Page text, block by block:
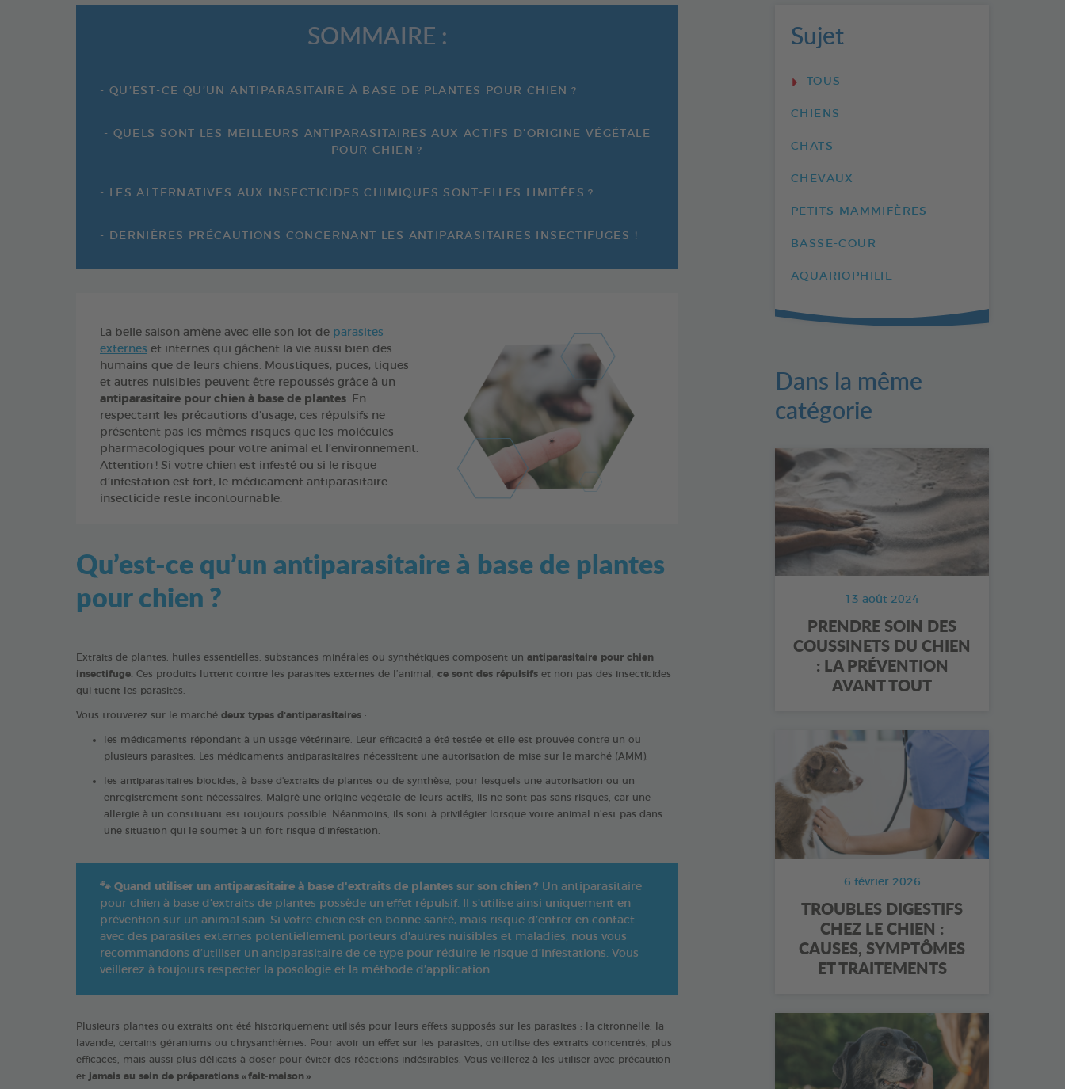
SOMMAIRE :
- QU’EST-CE QU’UN ANTIPARASITAIRE À BASE DE PLANTES POUR CHIEN ?
- QUELS SONT LES MEILLEURS ANTIPARASITAIRES AUX ACTIFS D’ORIGINE VÉGÉTALE
POUR CHIEN ?
- LES ALTERNATIVES AUX INSECTICIDES CHIMIQUES SONT-ELLES LIMITÉES ?
- DERNIÈRES PRÉCAUTIONS CONCERNANT LES ANTIPARASITAIRES INSECTIFUGES !
La belle saison amène avec elle son lot de parasites
externes et internes qui gâchent la vie aussi bien des
humains que de leurs chiens. Moustiques, puces, tiques
et autres nuisibles peuvent être repoussés grâce à un
antiparasitaire pour chien à base de plantes. En
respectant les précautions d’usage, ces répulsifs ne
présentent pas les mêmes risques que les molécules
pharmacologiques pour votre animal et l’environnement.
Attention ! Si votre chien est infesté ou si le risque
d’infestation est fort, le médicament antiparasitaire
insecticide reste incontournable.
Qu’est-ce qu’un antiparasitaire à base de plantes
pour chien ?
Extraits de plantes, huiles essentielles, substances minérales ou synthétiques composent un antiparasitaire pour chien
insectifuge. Ces produits luttent contre les parasites externes de l’animal, ce sont des répulsifs et non pas des insecticides
qui tuent les parasites.
Vous trouverez sur le marché deux types d’antiparasitaires :
les médicaments répondant à un usage vétérinaire. Leur efficacité a été testée et elle est prouvée contre un ou
plusieurs parasites. Les médicaments antiparasitaires nécessitent une autorisation de mise sur le marché (AMM).
les antiparasitaires biocides, à base d'extraits de plantes ou de synthèse, pour lesquels une autorisation ou un
enregistrement sont nécessaires. Malgré une origine végétale de leurs actifs, ils ne sont pas sans risques, car une
allergie à un constituant est toujours possible. Néanmoins, ils sont à privilégier lorsque votre animal n’est pas dans
une situation qui le soumet à un fort risque d’infestation.
🐾 Quand utiliser un antiparasitaire à base d'extraits de plantes sur son chien ? Un antiparasitaire
pour chien à base d'extraits de plantes possède un effet répulsif. Il s’utilise ainsi uniquement en
prévention sur un animal sain. Si votre chien est en bonne santé, mais risque d’entrer en contact
avec des parasites externes potentiellement porteurs d'autres nuisibles et maladies, nous vous
recommandons d’utiliser un antiparasitaire de ce type pour réduire le risque d’infestations. Vous
veillerez à toujours respecter la posologie et la méthode d’application.
Plusieurs plantes ou extraits ont été historiquement utilisés pour leurs effets supposés sur les parasites : la citronnelle, la
lavande, certains géraniums ou chrysanthèmes. Pour avoir un effet sur les parasites, on utilise des extraits concentrés, plus
efficaces, mais aussi plus délicats à doser pour éviter des réactions indésirables. Vous veillerez à les utiliser avec précaution
et
jamais au sein de préparations « fait-maison »
Sujet
TOUS
CHIENS
CHATS
CHEVAUX
PETITS MAMMIFÈRES
BASSE-COUR
AQUARIOPHILIE
Dans la même
catégorie
13 août 2024
PRENDRE SOIN DES
COUSSINETS DU CHIEN
: LA PRÉVENTION
AVANT TOUT
6 février 2026
TROUBLES DIGESTIFS
CHEZ LE CHIEN :
CAUSES, SYMPTÔMES
ET TRAITEMENTS